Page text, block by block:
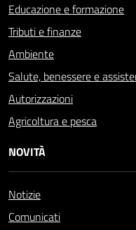
Educazione e formazione
Tributi e finanze
Ambiente
Salute, benessere e
Autorizzazioni
Agricoltura e pesca
NOVITÀ
Notizie
Comunicati